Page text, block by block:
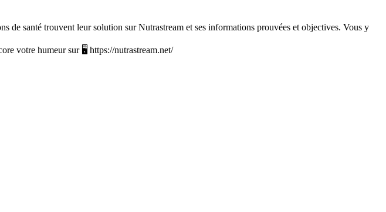
de santé trouvent leur solution sur Nutrastream et ses informations prouvées et objectives. Vous y
votre humeur sur 🖥️ https://nutrastream.net/